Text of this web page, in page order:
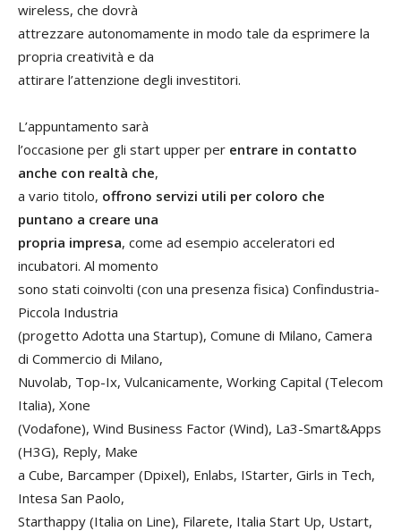
wireless, che dovrà
attrezzare autonomamente in modo tale da esprimere la
propria creatività e da
attirare l’attenzione degli investitori.
L’appuntamento sarà
l’occasione per gli start upper per entrare in contatto
anche con realtà che,
a vario titolo, offrono servizi utili per coloro che
puntano a creare una
propria impresa, come ad esempio acceleratori ed
incubatori. Al momento
sono stati coinvolti (con una presenza fisica) Confindustria-
Piccola Industria
(progetto Adotta una Startup), Comune di Milano, Camera
di Commercio di Milano,
Nuvolab, Top-Ix, Vulcanicamente, Working Capital (Telecom
Italia), Xone
(Vodafone), Wind Business Factor (Wind), La3-Smart&Apps
(H3G), Reply, Make
a Cube, Barcamper (Dpixel), Enlabs, IStarter, Girls in Tech,
Intesa San Paolo,
Starthappy (Italia on Line), Filarete, Italia Start Up, Ustart,